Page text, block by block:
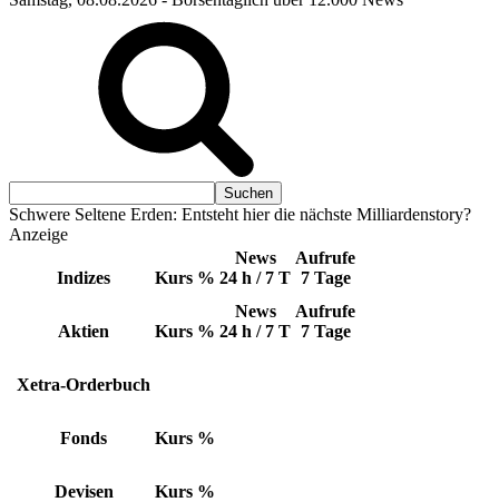
Schwere Seltene Erden: Entsteht hier die nächste Milliardenstory?
Anzeige
Indizes Kurs %
News
24 h / 7 T
Aufrufe
7 Tage
Aktien Kurs %
News
24 h / 7 T
Aufrufe
7 Tage
Xetra-Orderbuch
Fonds Kurs %
Devisen Kurs %